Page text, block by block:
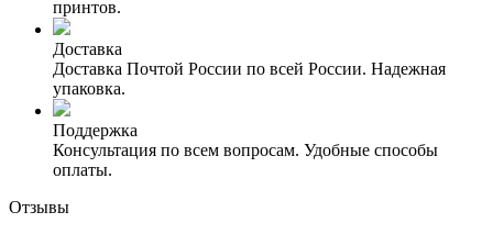
принтов.
Доставка
Доставка Почтой России по всей России. Надежная
упаковка.
Поддержка
Консультация по всем вопросам. Удобные способы
оплаты.
Отзывы